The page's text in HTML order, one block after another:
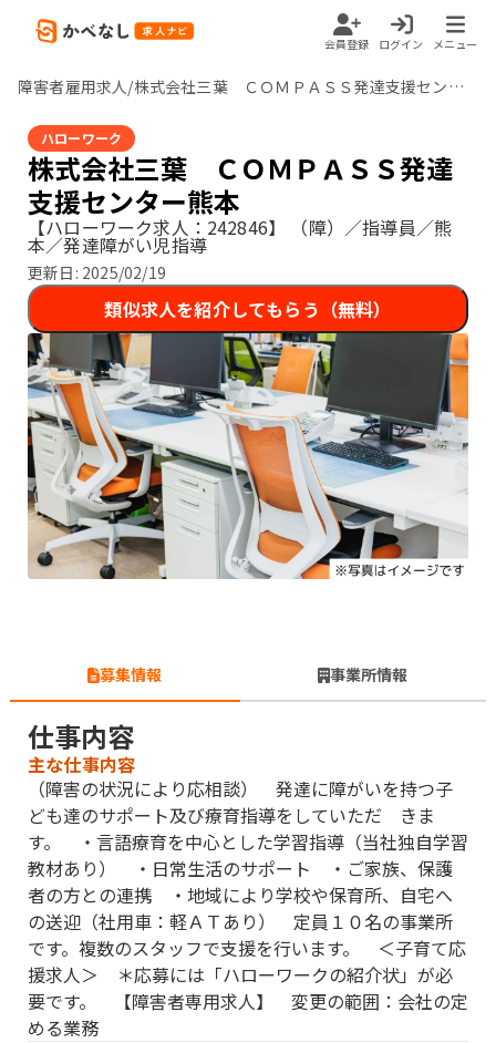
会員登録 ログイン メニュー
障害者雇用求人/株式会社三葉 ＣＯＭＰＡＳＳ発達支援センター熊本 /熊本県
ハローワーク
株式会社三葉 ＣＯＭＰＡＳＳ発達
支援センター熊本
【ハローワーク求人：242846】 （障）／指導員／熊
本／発達障がい児指導
更新日: 2025/02/19
類似求人を紹介してもらう（無料）
募集情報 事業所情報
仕事内容
主な仕事内容
（障害の状況により応相談） 発達に障がいを持つ子
ども達のサポート及び療育指導をしていただ きま
す。 ・言語療育を中心とした学習指導（当社独自学習
教材あり） ・日常生活のサポート ・ご家族、保護
者の方との連携 ・地域により学校や保育所、自宅へ
の送迎（社用車：軽ＡＴあり） 定員１０名の事業所
です。複数のスタッフで支援を行います。 ＜子育て応
援求人＞ ＊応募には「ハローワークの紹介状」が必
要です。 【障害者専用求人】 変更の範囲：会社の定
める業務